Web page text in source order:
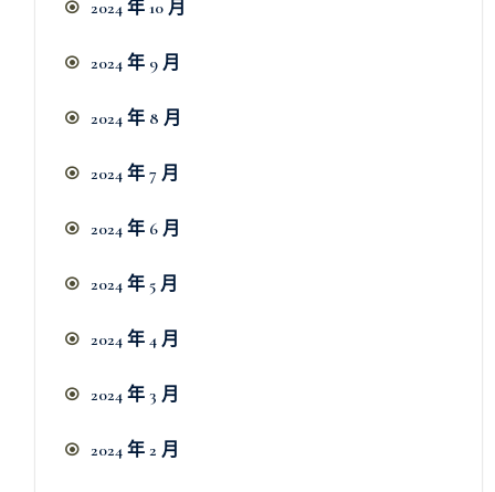
2024 年 10 月
2024 年 9 月
2024 年 8 月
2024 年 7 月
2024 年 6 月
2024 年 5 月
2024 年 4 月
2024 年 3 月
2024 年 2 月